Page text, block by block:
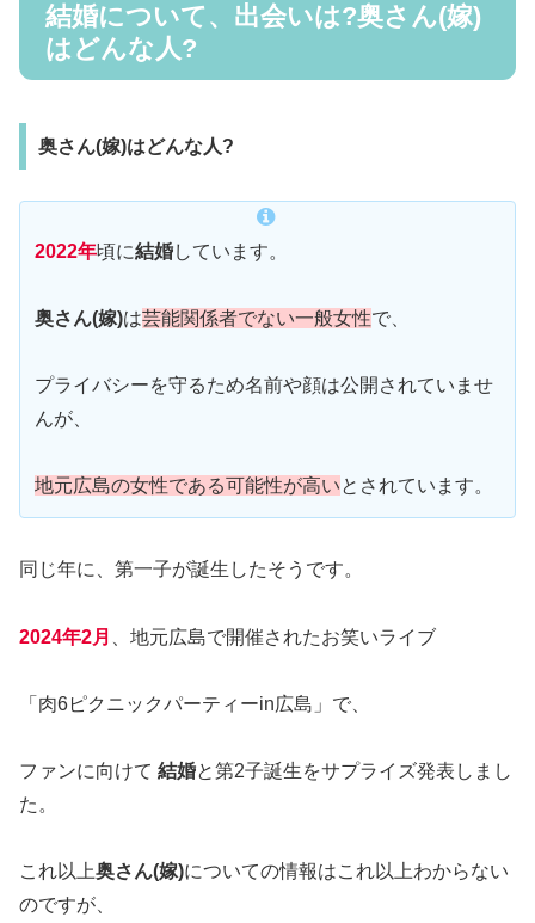
結婚について、出会いは?奥さん(嫁)
はどんな人?
奥さん(嫁)はどんな人?
2022年頃に結婚しています。
奥さん(嫁)は芸能関係者でない一般女性で、
プライバシーを守るため名前や顔は公開されていませ
んが、
地元広島の女性である可能性が高いとされています。
同じ年に、第一子が誕生したそうです。
2024年2月 、地元広島で開催されたお笑いライブ
「肉6ピクニックパーティーin広島」で、
ファンに向けて 結婚と第2子誕生をサプライズ発表しまし
た。
これ以上奥さん(嫁)についての情報はこれ以上わからない
のですが、